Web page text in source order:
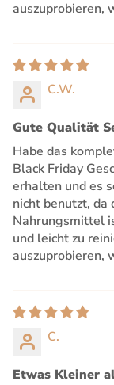
auszuprobieren,
C.W.
Gute Qualität
Habe das
Black Friday
erhalten und es
nicht benutzt, da
Nahrungsmittel
und leicht zu
auszuprobieren,
C.
Etwas Kleiner